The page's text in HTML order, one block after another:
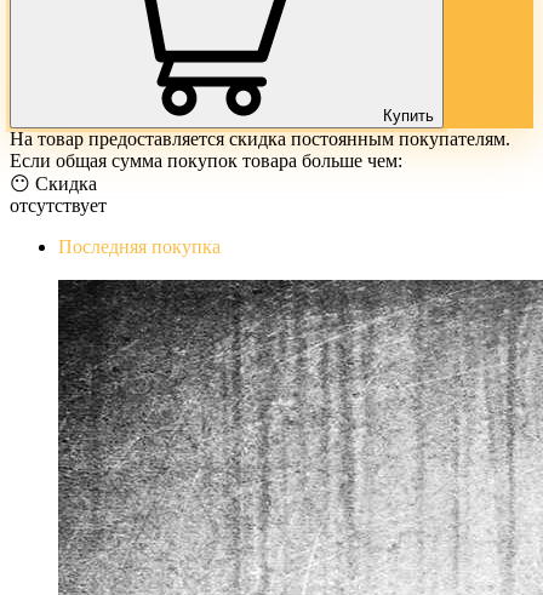
Купить
На товар предоставляется скидка постоянным покупателям.
Если общая сумма покупок товара больше чем:
😶 Скидка
отсутствует
Последняя покупка